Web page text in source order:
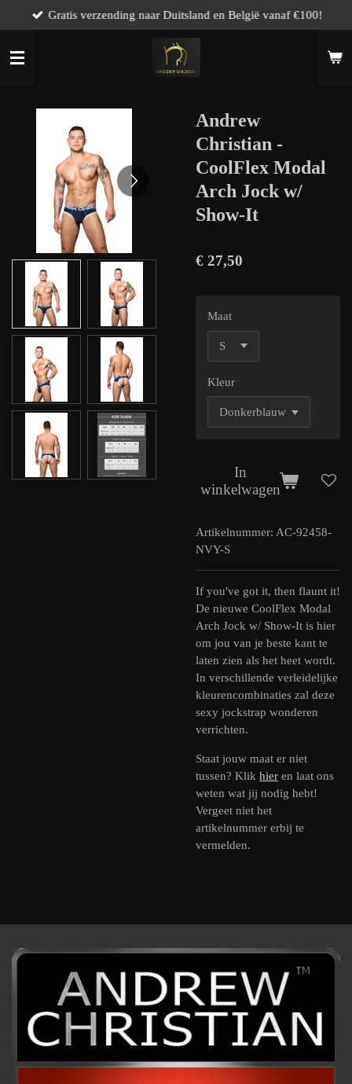
direct
naar
de
Gratis verzending naar Duitsland en België vanaf €100!
Andrew
Christian -
CoolFlex Modal
Arch Jock w/
Show-It
€ 27,50
Maat
Kleur
In
winkelwagen
Artikelnummer: AC-92458-
NVY-S
If you've got it, then flaunt it!
De nieuwe CoolFlex Modal
Arch Jock w/ Show-It is hier
om jou van je beste kant te
laten zien als het heet wordt.
In verschillende verleidelijke
kleurencombinaties zal deze
sexy jockstrap wonderen
verrichten.
Staat jouw maat er niet
tussen? Klik hier en laat ons
weten wat jij nodig hebt!
Vergeet niet het
artikelnummer erbij te
vermelden.